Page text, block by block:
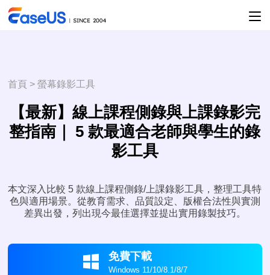
首頁 >螢幕錄影工具
【最新】線上課程側錄與上課錄影完
整指南｜ 5 款最適合老師與學生的錄
影工具
本文深入比較 5 款線上課程側錄/上課錄影工具，整理工具特
色與適用場景。從教育需求、品質設定、版權合法性與實測
差異出發，列出現今最佳選擇並提出實用錄製技巧。
 免費下載
Windows 11/10/8.1/8/7